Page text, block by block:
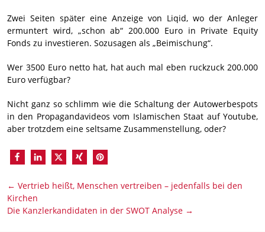
Zwei Seiten später eine Anzeige von Liqid, wo der Anleger
ermuntert wird, „schon ab“ 200.000 Euro in Private Equity
Fonds zu investieren. Sozusagen als „Beimischung“.
Wer 3500 Euro netto hat, hat auch mal eben ruckzuck 200.000
Euro verfügbar?
Nicht ganz so schlimm wie die Schaltung der Autowerbespots
in den Propagandavideos vom Islamischen Staat auf Youtube,
aber trotzdem eine seltsame Zusammenstellung, oder?
← Vertrieb heißt, Menschen vertreiben – jedenfalls bei den
Kirchen
Die Kanzlerkandidaten in der SWOT Analyse →